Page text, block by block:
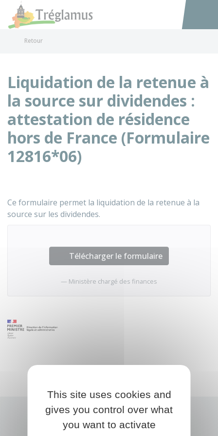
Accéder
Retour
Liquidation de la retenue à
la source sur dividendes :
attestation de résidence
hors de France (Formulaire
12816*06)
Ce formulaire permet la liquidation de la retenue à la
source sur les dividendes.
Télécharger le formulaire
Ministère chargé des finances
This site uses cookies and
gives you control over what
you want to activate